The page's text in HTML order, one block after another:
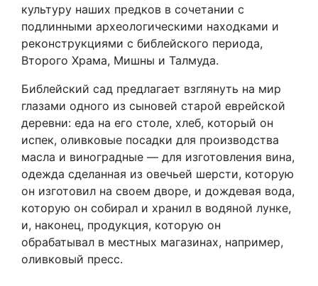
культуру наших предков в сочетании с
подлинными археологическими находками и
реконструкциями с библейского периода,
Второго Храма, Мишны и Талмуда.
Библейский сад предлагает взглянуть на мир
глазами одного из сыновей старой еврейской
деревни: еда на его столе, хлеб, который он
испек, оливковые посадки для производства
масла и виноградные — для изготовления вина,
одежда сделанная из овечьей шерсти, которую
он изготовил на своем дворе, и дождевая вода,
которую он собирал и хранил в водяной лунке,
и, наконец, продукция, которую он
обрабатывал в местных магазинах, например,
оливковый пресс.